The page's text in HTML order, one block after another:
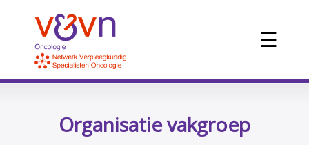
☰
Organisatie vakgroep